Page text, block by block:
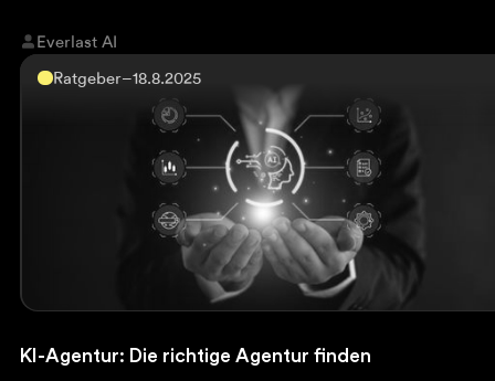
Everlast AI
Ratgeber–18.8.2025
KI-Agentur: Die richtige Agentur finden